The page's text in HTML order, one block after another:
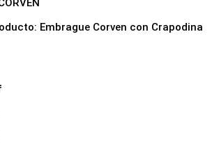
Embrague Corven con Crapodina